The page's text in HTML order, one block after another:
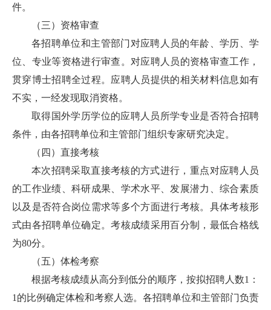
件。
（三）资格审查
各招聘单位和主管部门对应聘人员的年龄、学历、学
位、专业等资格进行审查。对应聘人员的资格审查工作，
贯穿博士招聘全过程。应聘人员提供的相关材料信息如有
不实，一经发现取消资格。
取得国外学历学位的应聘人员所学专业是否符合招聘
条件，由各招聘单位和主管部门组织专家研究决定。
（四）直接考核
本次招聘采取直接考核的方式进行，重点对应聘人员
的工作业绩、科研成果、学术水平、发展潜力、综合素质
以及是否符合岗位需求等多个方面进行考核。具体考核形
式由各招聘单位确定。考核成绩采用百分制，最低合格线
为80分。
（五）体检考察
根据考核成绩从高分到低分的顺序，按拟招聘人数1：
1的比例确定体检和考察人选。各招聘单位和主管部门负责